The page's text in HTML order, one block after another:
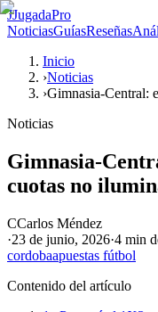
JJugadaPro
NoticiasGuíasReseñas
Inicio
›Noticias
›Gimnasia-Central:
Noticias
Gimnasia-
cuotas no
CCarlos Méndez
·23 de junio, 2026·4 min
cordobaapuestas fútbol
Contenido del artículo